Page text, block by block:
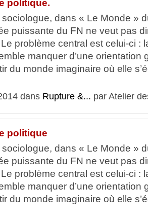
politique.
dans « Le Monde »
puissante du FN ne veut pas
problème central est celui-ci :
manquer d’une orientation
du monde imaginaire où elle
dans Rupture &... par Atelier
politique
dans « Le Monde »
puissante du FN ne veut pas
problème central est celui-ci :
manquer d’une orientation
du monde imaginaire où elle